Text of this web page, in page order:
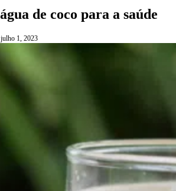
de coco para a saúde
julho 1, 2023